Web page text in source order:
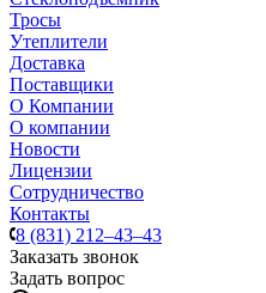
Тросы
Утеплители
Доставка
Поставщики
О Компании
О компании
Новости
Лицензии
Сотрудничество
Контакты
8 (831) 212–43–43
Заказать звонок
Задать вопрос